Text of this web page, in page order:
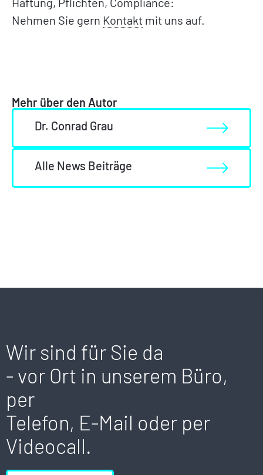
Nehmen Sie gern Kontakt mit uns auf.
Mehr über den Autor
Dr. Conrad Grau
Alle News Beiträge
Wir sind für Sie da
- vor Ort in unserem Büro,
per
Telefon, E-Mail oder per
Videocall.